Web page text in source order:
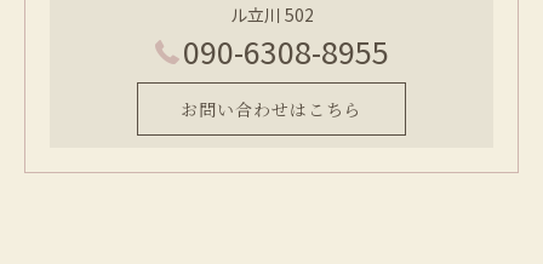
ル立川 502
090-6308-8955
お問い合わせはこちら